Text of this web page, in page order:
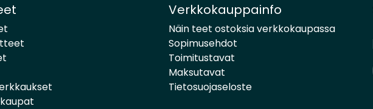
Verkkokauppainfo
Näin teet ostoksia verkkokaupassa
Sopimusehdot
Toimitustavat
Maksutavat
Tietosuojaseloste